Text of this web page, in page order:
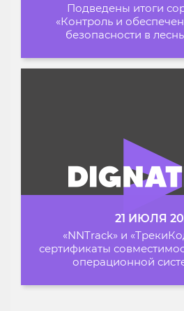
Подведены итоги
«Контроль и
безопасности в
21 ИЮЛЯ
«NNTrack» и
сертификаты
операционной